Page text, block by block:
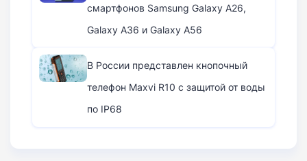
смартфонов Samsung Galaxy A26,
Galaxy A36 и Galaxy A56
В России представлен кнопочный
телефон Maxvi R10 с защитой от воды
по IP68